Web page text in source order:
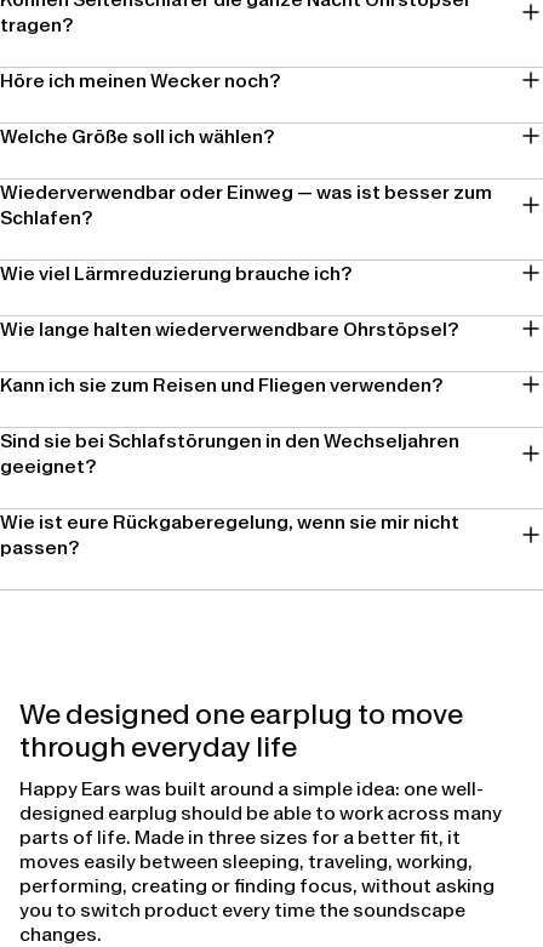
tragen?
Höre ich meinen Wecker noch?
Welche Größe soll ich wählen?
Wiederverwendbar oder Einweg — was ist besser zum
Schlafen?
Wie viel Lärmreduzierung brauche ich?
Wie lange halten wiederverwendbare Ohrstöpsel?
Kann ich sie zum Reisen und Fliegen verwenden?
Sind sie bei Schlafstörungen in den Wechseljahren
geeignet?
Wie ist eure Rückgaberegelung, wenn sie mir nicht
passen?
We designed one earplug to move
through everyday life
Happy Ears was built around a simple idea: one well-
designed earplug should be able to work across many
parts of life. Made in three sizes for a better fit, it
moves easily between sleeping, traveling, working,
performing, creating or finding focus, without asking
you to switch product every time the soundscape
changes.